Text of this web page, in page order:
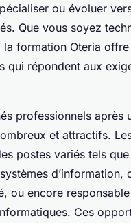
ou évoluer
Que vous soyez
la formation Oteria
qui répondent aux
professionnels après
et attractifs.
postes variés tels
d’information,
ou encore
Ces